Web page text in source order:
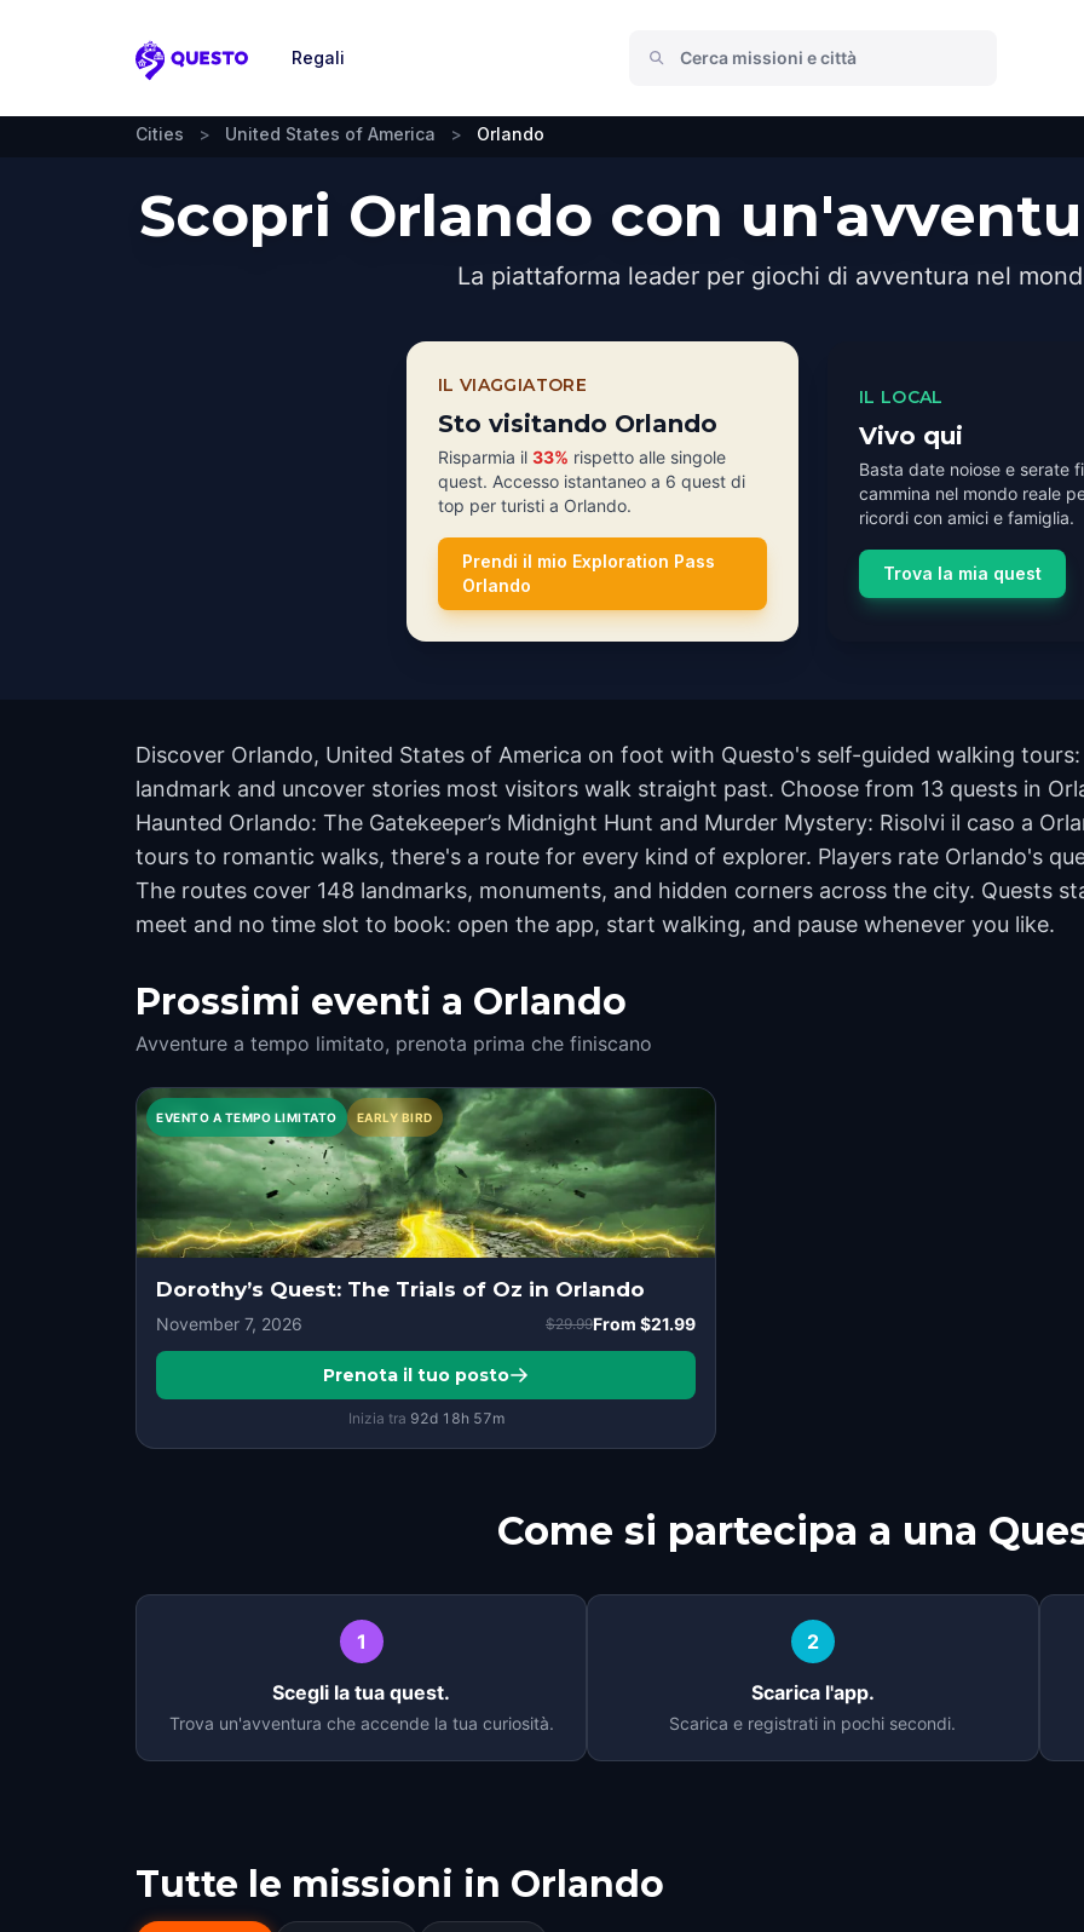
Questo
Regali
Cities > United States of America > Orlando
Scopri Orlando con
La piattaforma leader per giochi di avventura nel
IL VIAGGIATORE
Sto visitando Orlando
Risparmia il 33% rispetto alle singole
quest. Accesso istantaneo a 6 quest di
top per turisti a Orlando.
Prendi il mio Exploration Pass
Orlando
IL LOCAL
Vivo qui
Basta date noiose e serate
cammina nel mondo reale
ricordi con amici e famiglia.
Trova la mia quest
Discover Orlando, United States of America on foot with Questo's self-guided walking
landmark and uncover stories most visitors walk straight past. Choose from 13 quests in
Haunted Orlando: The Gatekeeper’s Midnight Hunt and Murder Mystery: Risolvi il caso a
tours to romantic walks, there's a route for every kind of explorer. Players rate Orlando's
The routes cover 148 landmarks, monuments, and hidden corners across the city. Quests
meet and no time slot to book: open the app, start walking, and pause whenever you like.
Prossimi eventi a Orlando
Avventure a tempo limitato, prenota prima che finiscano
EVENTO A TEMPO LIMITATO EARLY BIRD
Dorothy’s Quest: The Trials of Oz in Orlando
November 7, 2026 $29.99From $21.99
Prenota il tuo posto
Inizia tra 92d 18h 57m
Come si partecipa a una
1
Scegli la tua quest.
Trova un'avventura che accende la tua curiosità.
2
Scarica l'app.
Scarica e registrati in pochi secondi.
Tutte le missioni in Orlando